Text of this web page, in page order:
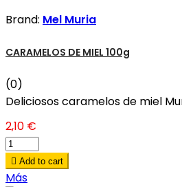
Brand: Mel Muria
CARAMELOS DE MIEL 100g
(0)
Deliciosos caramelos de miel
2,10 €
 Add to cart
Más